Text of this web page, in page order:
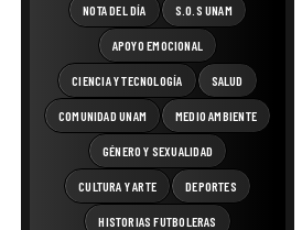
NOTA DEL DÍA S.O.S UNAM
APOYO EMOCIONAL
CIENCIA Y TECNOLOGÍA SALUD
COMUNIDAD UNAM MEDIO AMBIENTE
GÉNERO Y SEXUALIDAD
CULTURA Y ARTE DEPORTES
HISTORIAS FUTBOLERAS